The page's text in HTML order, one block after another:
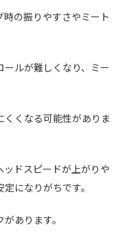
の振りやすさやミート
ルが難しくなり、ミー
くなる可能性がありま
ドスピードが上がりや
になりがちです。
あります。